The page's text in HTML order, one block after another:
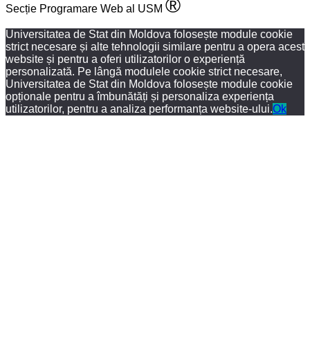
Secție Programare Web al USM ®
Universitatea de Stat din Moldova folosește module cookie
strict necesare și alte tehnologii similare pentru a opera acest
website și pentru a oferi utilizatorilor o experiență
personalizată. Pe lângă modulele cookie strict necesare,
Universitatea de Stat din Moldova folosește module cookie
opționale pentru a îmbunătăți și personaliza experiența
utilizatorilor, pentru a analiza performanța website-ului.Ok